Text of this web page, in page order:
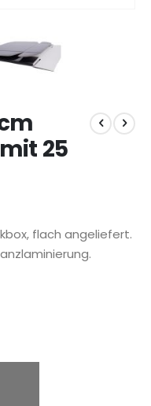
25
flach angeliefert.